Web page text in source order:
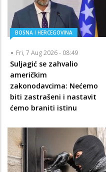
BOSNA I HERCEGOVINA
Fri, 7 Aug 2026 - 08:49
Suljagić se zahvalio
američkim
zakonodavcima: Nećemo
biti zastrašeni i nastavit
ćemo braniti istinu